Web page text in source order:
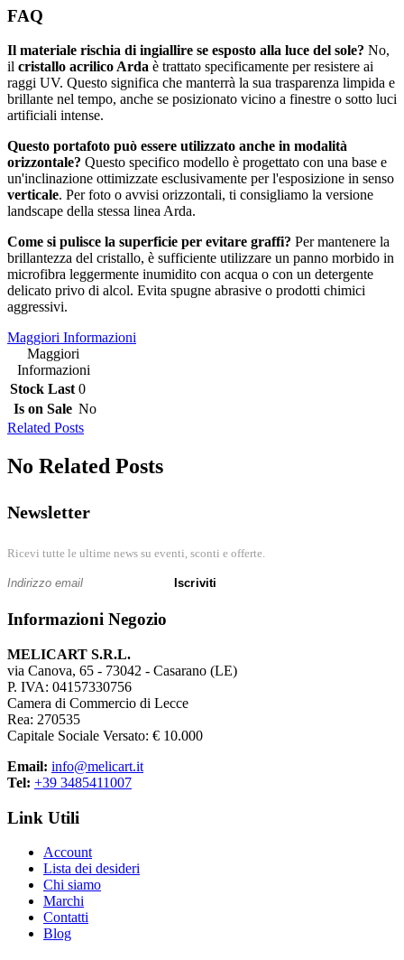
FAQ
Il materiale rischia di ingiallire se esposto alla luce del sole? No,
il cristallo acrilico Arda è trattato specificamente per resistere ai
raggi UV. Questo significa che manterrà la sua trasparenza limpida e
brillante nel tempo, anche se posizionato vicino a finestre o sotto luci
artificiali intense.
Questo portafoto può essere utilizzato anche in modalità
orizzontale? Questo specifico modello è progettato con una base e
un'inclinazione ottimizzate esclusivamente per l'esposizione in senso
verticale. Per foto o avvisi orizzontali, ti consigliamo la versione
landscape della stessa linea Arda.
Come si pulisce la superficie per evitare graffi? Per mantenere la
brillantezza del cristallo, è sufficiente utilizzare un panno morbido in
microfibra leggermente inumidito con acqua o con un detergente
delicato privo di alcol. Evita spugne abrasive o prodotti chimici
aggressivi.
Maggiori Informazioni
Maggiori
Informazioni
Stock Last 0
Is on Sale No
Related Posts
No Related Posts
Newsletter
Ricevi tutte le ultime news su eventi, sconti e offerte.
Iscriviti
Informazioni Negozio
MELICART S.R.L.
via Canova, 65 - 73042 - Casarano (LE)
P. IVA: 04157330756
Camera di Commercio di Lecce
Rea: 270535
Capitale Sociale Versato: € 10.000
Email: info@melicart.it
Tel: +39 3485411007
Link Utili
Account
Lista dei desideri
Chi siamo
Marchi
Contatti
Blog